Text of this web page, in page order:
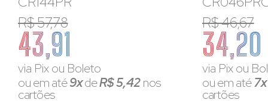
R$ 57,78
43,91
via Pix ou Boleto
ou em até9xdeR$ 5,42nos
cartões
R$ 46,67
34,20
via Pix ou
ou em até
cartões